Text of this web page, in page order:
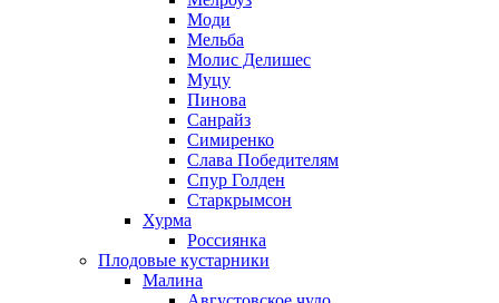
Моди
Мельба
Молис Делишес
Муцу
Пинова
Санрайз
Симиренко
Слава Победителям
Спур Голден
Старкрымсон
Хурма
Россиянка
Плодовые кустарники
Малина